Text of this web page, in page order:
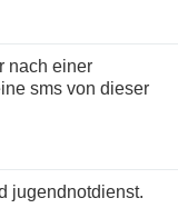
sms von dieser
jugendnotdienst.